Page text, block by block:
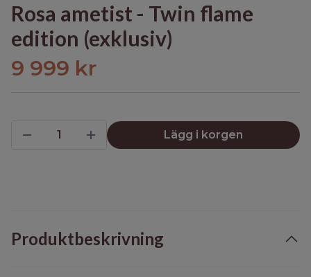
Rosa ametist - Twin flame
edition (exklusiv)
9 999 kr
Lägg i korgen
Produktbeskrivning